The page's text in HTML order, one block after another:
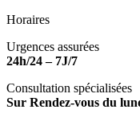
Horaires
Urgences assurées
24h/24 – 7J/7
Consultation spécialisées
Sur Rendez-vous du